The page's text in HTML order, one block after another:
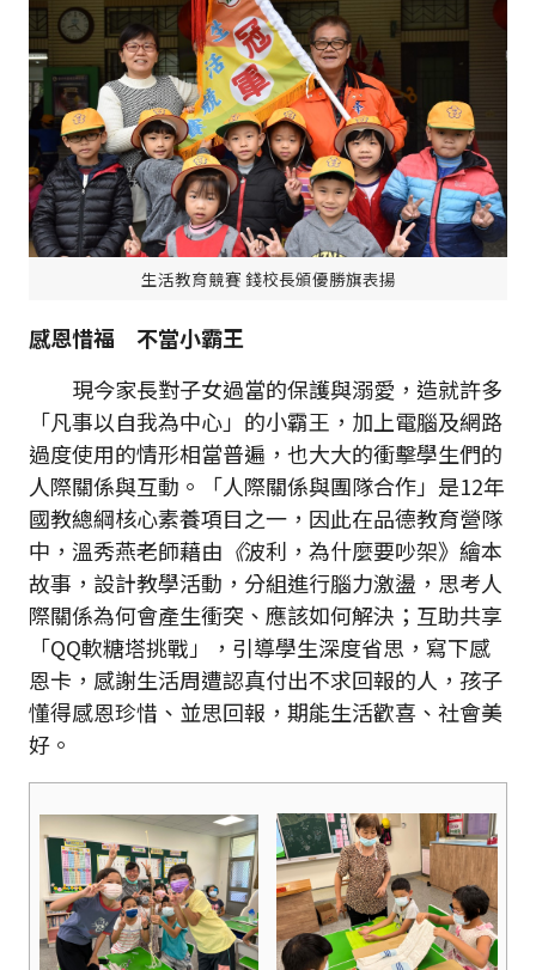
生活教育競賽 錢校長頒優勝旗表揚
感恩惜福 不當小霸王
現今家長對子女過當的保護與溺愛，造就許多
「凡事以自我為中心」的小霸王，加上電腦及網路
過度使用的情形相當普遍，也大大的衝擊學生們的
人際關係與互動。「人際關係與團隊合作」是12年
國教總綱核心素養項目之一，因此在品德教育營隊
中，溫秀燕老師藉由 《波利，為什麼要吵架》繪本
故事，設計教學活動，分組進行腦力激盪，思考人
際關係為何會產生衝突、應該如何解決；互助共享
「QQ軟糖塔挑戰」，引導學生深度省思，寫下感
恩卡，感謝生活周遭認真付出不求回報的人，孩子
懂得感恩珍惜、並思回報，期能生活歡喜、社會美
好。